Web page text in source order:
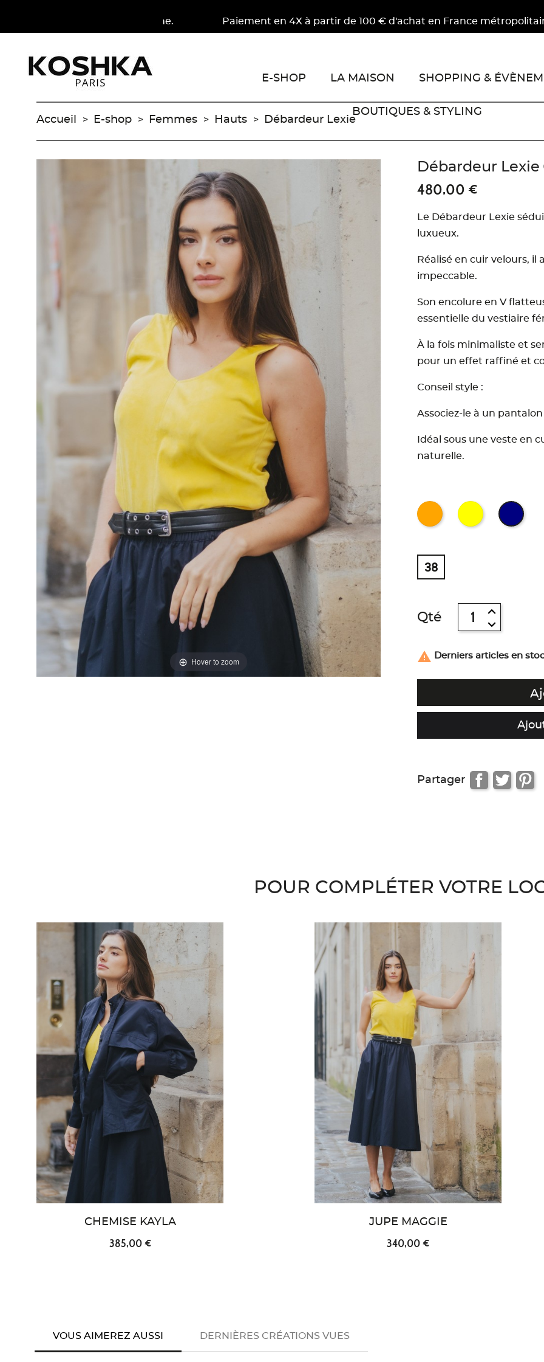
en France métropolitaine. Paiement en 4X à partir de 100 € d'achat en France métropolitaine.
E-SHOP LA MAISON SHOPPING &
BOUTIQUES & STYLING
Accueil E-shop Femmes Hauts Débardeur Lexie
Hover to zoom
Débardeur Lexie
480,00 €
Le Débardeur Lexie
luxueux.
Réalisé en cuir velours,
impeccable.
Son encolure en V
essentielle du vestiaire
À la fois minimaliste et
pour un effet raffiné et
Conseil style :
Associez-le à un
Idéal sous une veste en
naturelle.
38
Qté
 Derniers articles en
Partager
POUR COMPLÉTER VOTRE
CHEMISE KAYLA
385,00 €
JUPE MAGGIE
340,00 €
VOUS AIMEREZ AUSSI DERNIÈRES CRÉATIONS VUES